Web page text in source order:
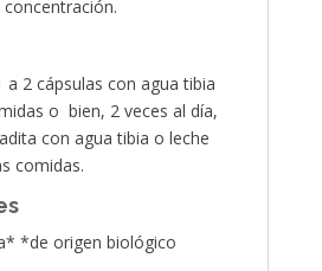
a 2 cápsulas con agua tibia
o bien, 2 veces al día,
con agua tibia o leche
comidas.
*de origen biológico